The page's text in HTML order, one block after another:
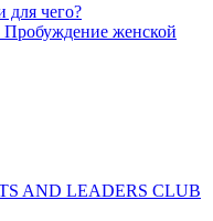
для чего?
Пробуждение женской
AND LEADERS CLUB